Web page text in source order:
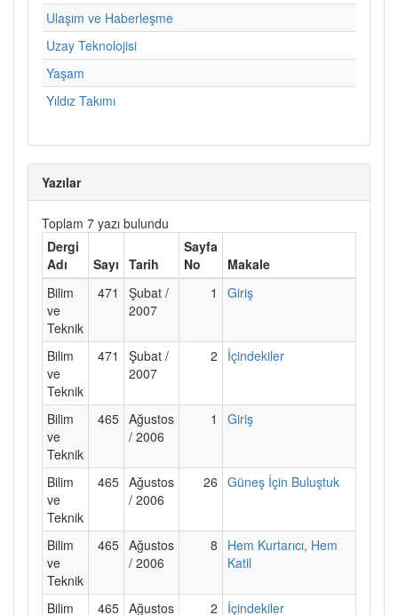
Ulaşım ve Haberleşme
Uzay Teknolojisi
Yaşam
Yıldız Takımı
Yazılar
Toplam 7 yazı bulundu
Dergi
Adı
Sayı Tarih
Sayfa
No
Makale
Bilim
ve
Teknik
471
Şubat /
2007
1 Giriş
Bilim
ve
Teknik
471
Şubat /
2007
2 İçindekiler
Bilim
ve
Teknik
465 Ağustos
/ 2006
1 Giriş
Bilim
ve
Teknik
465 Ağustos
/ 2006
26 Güneş İçin Buluştuk
Bilim
ve
Teknik
465 Ağustos
/ 2006
8
Hem Kurtarıcı, Hem
Katil
Bilim 465 Ağustos 2 İçindekiler